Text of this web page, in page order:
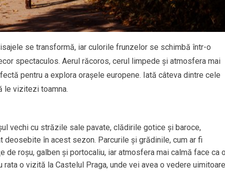
se transformă, iar culorile frunzelor se schimbă într-o
spectaculos. Aerul răcoros, cerul limpede și atmosfera mai
pentru a explora orașele europene. Iată câteva dintre cele
le vizitezi toamna.
vechi cu străzile sale pavate, clădirile gotice și baroce,
deosebite în acest sezon. Parcurile și grădinile, cum ar fi
de roșu, galben și portocaliu, iar atmosfera mai calmă face ca o
o vizită la Castelul Praga, unde vei avea o vedere uimitoare